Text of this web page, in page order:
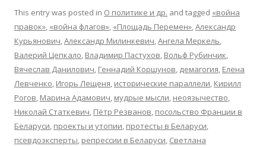
This entry was posted in О политике и др. and tagged «война
правок», «война флагов», «Площадь Перемен»,Александр
Курьянович,Александр Милинкевич,Ангела Меркель,
Валерий Цепкало, Владимир Пастухов, Вольф Рубинчик,
Вячеслав Данилович, Геннадий Коршунов, демагогия, Елена
Левченко, Игорь Лещеня, исторические параллели, Кирилл
Рогов, Марина Адамович, мудрые мысли, неоязычество,
Николай Статкевич, Пётр Резванов, посольство Франции в
Беларуси, проекты и утопии, протесты в Беларуси,
псевдоэксперты, репрессии в Беларуси, Светлана